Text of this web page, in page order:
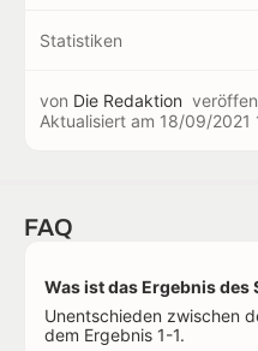
Statistiken
von Die Redaktion
Aktualisiert am 18/09/2021
FAQ
Was ist das Ergebnis
Unentschieden zwischen
dem Ergebnis 1-1.